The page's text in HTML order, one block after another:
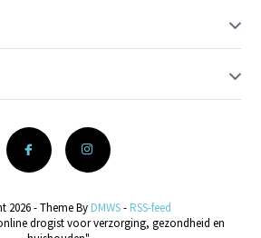
2026 - Theme By DMWS- RSS-feed
drogist voor verzorging, gezondheid en